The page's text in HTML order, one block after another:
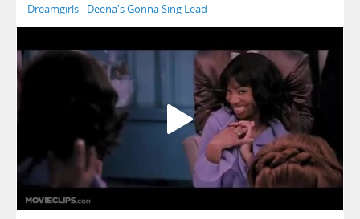
Dreamgirls - Deena's Gonna Sing Lead